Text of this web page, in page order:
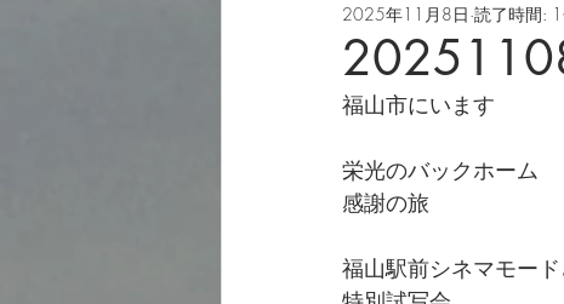
2025年11月8日 読了時間:
福山市にいます
栄光のバックホーム
感謝の旅
福山駅前シネマモー